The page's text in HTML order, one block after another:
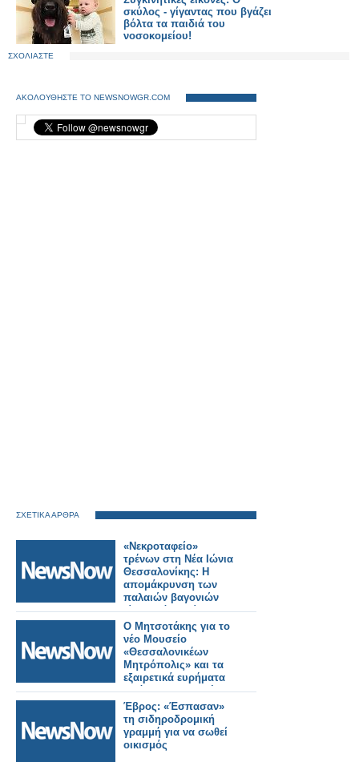
σκύλος - γίγαντας που βγάζει
βόλτα τα παιδιά του
νοσοκομείου!
ΣΧΟΛΙΑΣΤΕ
ΑΚΟΛΟΥΘΗΣΤΕ ΤΟ NEWSNOWGR.COM
ΣΧΕΤΙΚΑ ΑΡΘΡΑ
«Νεκροταφείο»
τρένων στη Νέα Ιώνια
Θεσσαλονίκης: Η
απομάκρυνση των
παλαιών βαγονιών
είναι χρόνιο αίτημα
των κατοίκων.
Ο Μητσοτάκης για το
νέο Μουσείο
«Θεσσαλονικέων
Μητρόπολις» και τα
εξαιρετικά ευρήματα
από τις ανασκαφές
για την κατασκευή
του Μετρό.
Έβρος: «Έσπασαν»
τη σιδηροδρομική
γραμμή για να σωθεί
οικισμός